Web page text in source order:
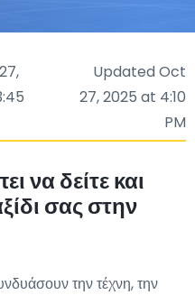
Updated Oct
27, 2025 at 4:10
PM
να δείτε και
σας στην
την τέχνη, την